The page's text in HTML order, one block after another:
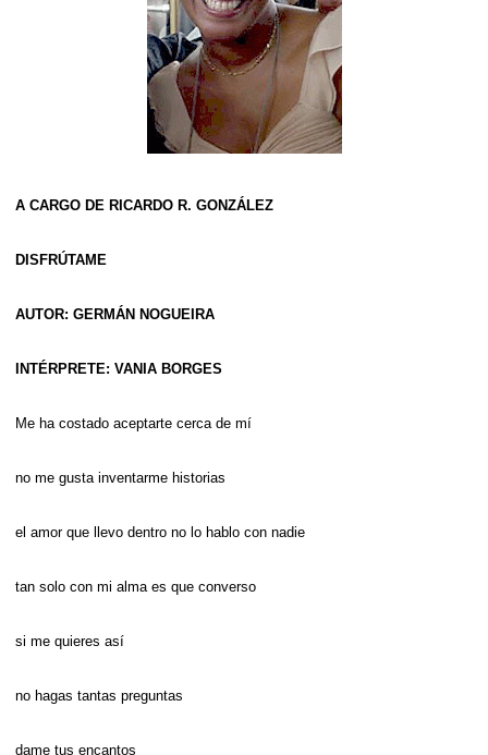
A CARGO DE RICARDO R. GONZÁLEZ
DISFRÚTAME
AUTOR: GERMÁN NOGUEIRA
INTÉRPRETE: VANIA BORGES
Me ha costado aceptarte cerca de mí
no me gusta inventarme historias
el amor que llevo dentro no lo hablo con nadie
tan solo con mi alma es que converso
si me quieres así
no hagas tantas preguntas
dame tus encantos